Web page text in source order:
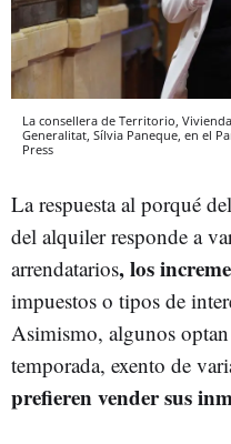
La consellera de Territorio,
Generalitat, Sílvia Paneque, en el
Press
La respuesta al porqué
del alquiler responde a
arrendatarios, los
impuestos o tipos de
Asimismo, algunos
temporada, exento de
prefieren vender sus